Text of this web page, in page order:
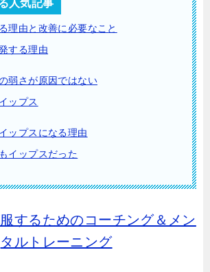
人気記事
理由と改善に必要なこと
する理由
弱さが原因ではない
ップス
ップスになる理由
イップスだった
するためのコーチング＆メン
タルトレーニング